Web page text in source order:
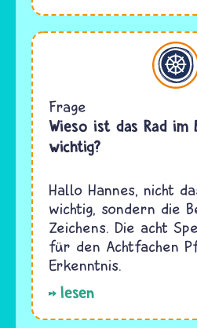
Buddhismus
Frage
Wieso ist das Rad im
wichtig?
Hallo Hannes, nicht
wichtig, sondern die
Zeichens. Die acht
für den Achtfachen
Erkenntnis.
lesen